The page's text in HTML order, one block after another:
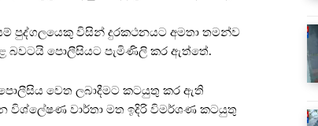
පුද්ගලයෙකු විසින් දුරකථනයට අමතා තමන්ව
බවටයි පොලීසියට පැමිණිලි කර ඇත්තේ.
වෙත ලබාදීමට කටයුතු කර ඇති
වාර්තා මත ඉදිරි විමර්ශණ කටයුතු